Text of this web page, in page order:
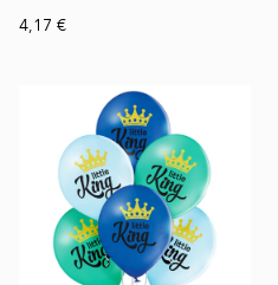
4,17 €